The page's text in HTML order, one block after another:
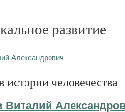
развитие
Александрович
истории человечества
Виталий